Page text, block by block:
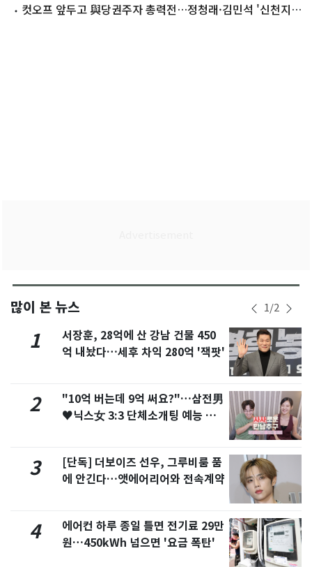
만원컷오프 앞두고 與당권주자 총력전…정청래·김민석 '신천지
많이 본 뉴스 1/2
1
서장훈, 28억에 산 강남 건물 450
억 내놨다…세후 차익 280억 '잭팟'
2
"10억 버는데 9억 써요?"…삼전男
♥닉스女 3:3 단체소개팅 예능 화
3
[단독] 더보이즈 선우, 그루비룸 품
에 안긴다…앳에어리어와 전속계약
4
에어컨 하루 종일 틀면 전기료 29만
원…450kWh 넘으면 '요금 폭탄'